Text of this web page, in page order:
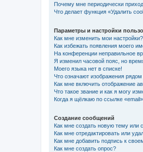
Почему мне периодически
Что делает функция «Удалить
Параметры и настройки
Как мне изменить мои настройки?
Как избежать появления моего
На конференции неправильное
Я изменил часовой пояс, но
Моего языка нет в списке!
Что означают изображения
Как мне включить отображение
Что такое звание и как я могу
Когда я щёлкаю по ссылке
Создание сообщений
Как мне создать новую тему или
Как мне отредактировать или
Как мне добавить подпись к
Как мне создать опрос?